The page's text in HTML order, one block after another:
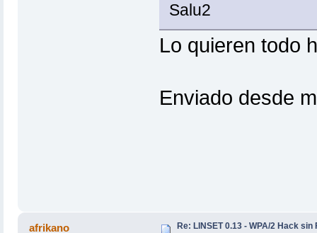
Salu2
Lo quieren todo
Enviado desde
afrikano Re: LINSET 0.13 - WPA/2 Hack sin